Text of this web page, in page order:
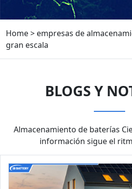
Home> empresas de
gran escala
BLOGS Y
Almacenamiento de baterías
información sigue el